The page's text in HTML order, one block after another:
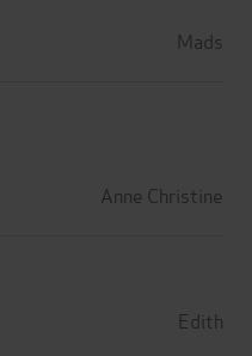
Mads
Anne Christine
Edith